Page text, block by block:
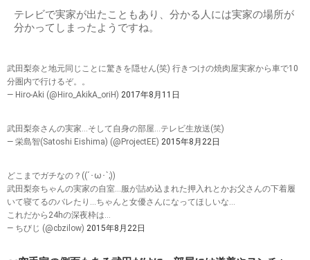
テレビで実家が出たこともあり、分かる人には実家の場所が
分かってしまったようですね。
武田梨奈と地元同じことに驚きを隠せん(笑) 行きつけの焼肉屋実家から車で10
分圏内で行けるぞ。。
— Hiro-Aki (@Hiro_AkikA_oriH) 2017年8月11日
武田梨奈さんの実家…そして自身の部屋…テレビ生放送(笑)
— 栄島智(Satoshi Eishima) (@ProjectEE) 2015年8月22日
どこまでガチなの？((´･ω･`;))
武田梨奈ちゃんの実家の自室…服が詰め込まれた押入れとかお父さんの下着履
いて寝てるのバレたり…ちゃんと女優さんになってほしいな…
これだから24hの深夜枠は…
— ちびじ (@cbzilow) 2015年8月22日